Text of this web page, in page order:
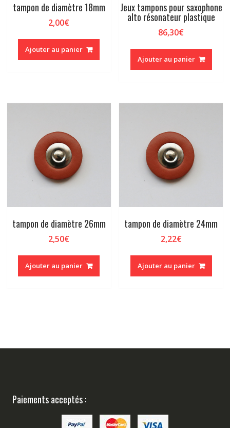
tampon de diamètre 18mm
2,00€
Ajouter au panier
Jeux tampons pour saxophone
alto résonateur plastique
86,30€
Ajouter au panier
tampon de diamètre 26mm
2,50€
Ajouter au panier
tampon de diamètre 24mm
2,22€
Ajouter au panier
Paiements acceptés :